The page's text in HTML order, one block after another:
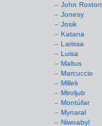
John Roxton
Jonesy
Josik
Katana
Larissa
Luisa
Maltus
Marcuccio
Millek
Miroljub
Montúfar
Mynaral
Niwoabyl